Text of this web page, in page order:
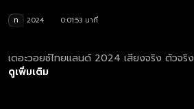
ท 2024
0:01:53 นาที
เดอะวอยซ์ไทยแลนด์ 2024 เสียงจริง ตัวจริง
ดูเพิ่มเติม